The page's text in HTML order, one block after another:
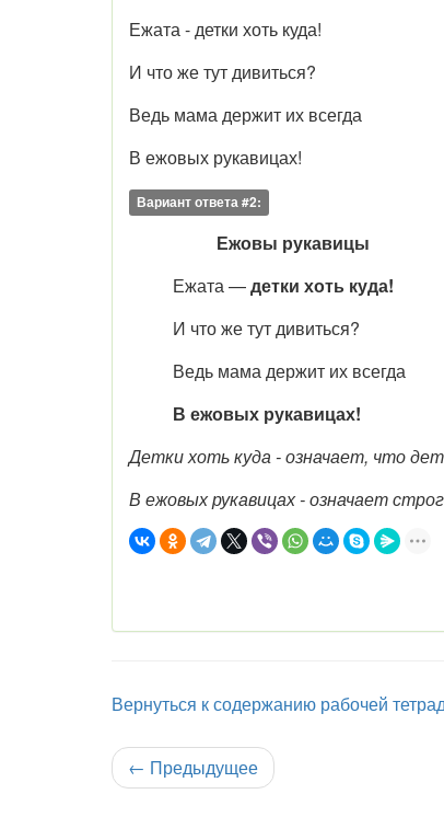
Ежата - детки хоть куда!
И что же тут дивиться?
Ведь мама держит их всегда
В ежовых рукавицах!
Вариант ответа #2:
Ежовы рукавицы
Ежата —детки хоть куда!
И что же тут дивиться?
Ведь мама держит их всегда
В ежовых рукавицах!
Детки хоть куда - означает, что
В ежовых рукавицах - означает
Вернуться к содержанию рабочей
← Предыдущее